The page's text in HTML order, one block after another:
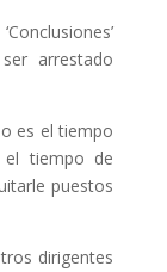
arrestado
es el tiempo
el tiempo de
puestos
dirigentes